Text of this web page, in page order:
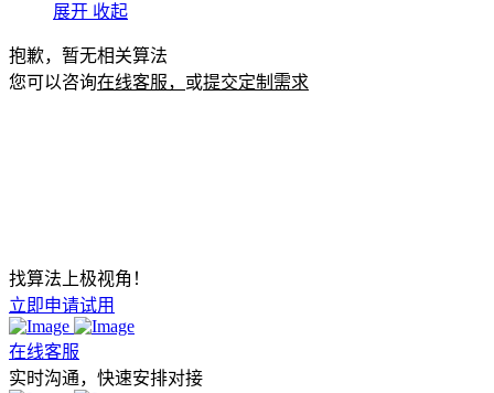
展开 收起
抱歉，暂无相关算法
您可以咨询在线客服， 或提交定制需求
找算法上极视角！
立即申请试用
在线客服
实时沟通，快速安排对接